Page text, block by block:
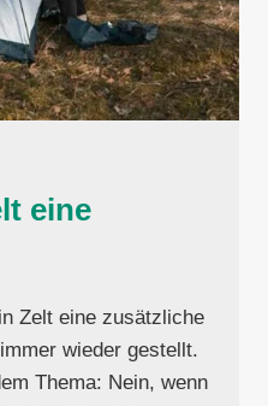
eine
Zelt eine zusätzliche
wieder gestellt.
Thema: Nein, wenn